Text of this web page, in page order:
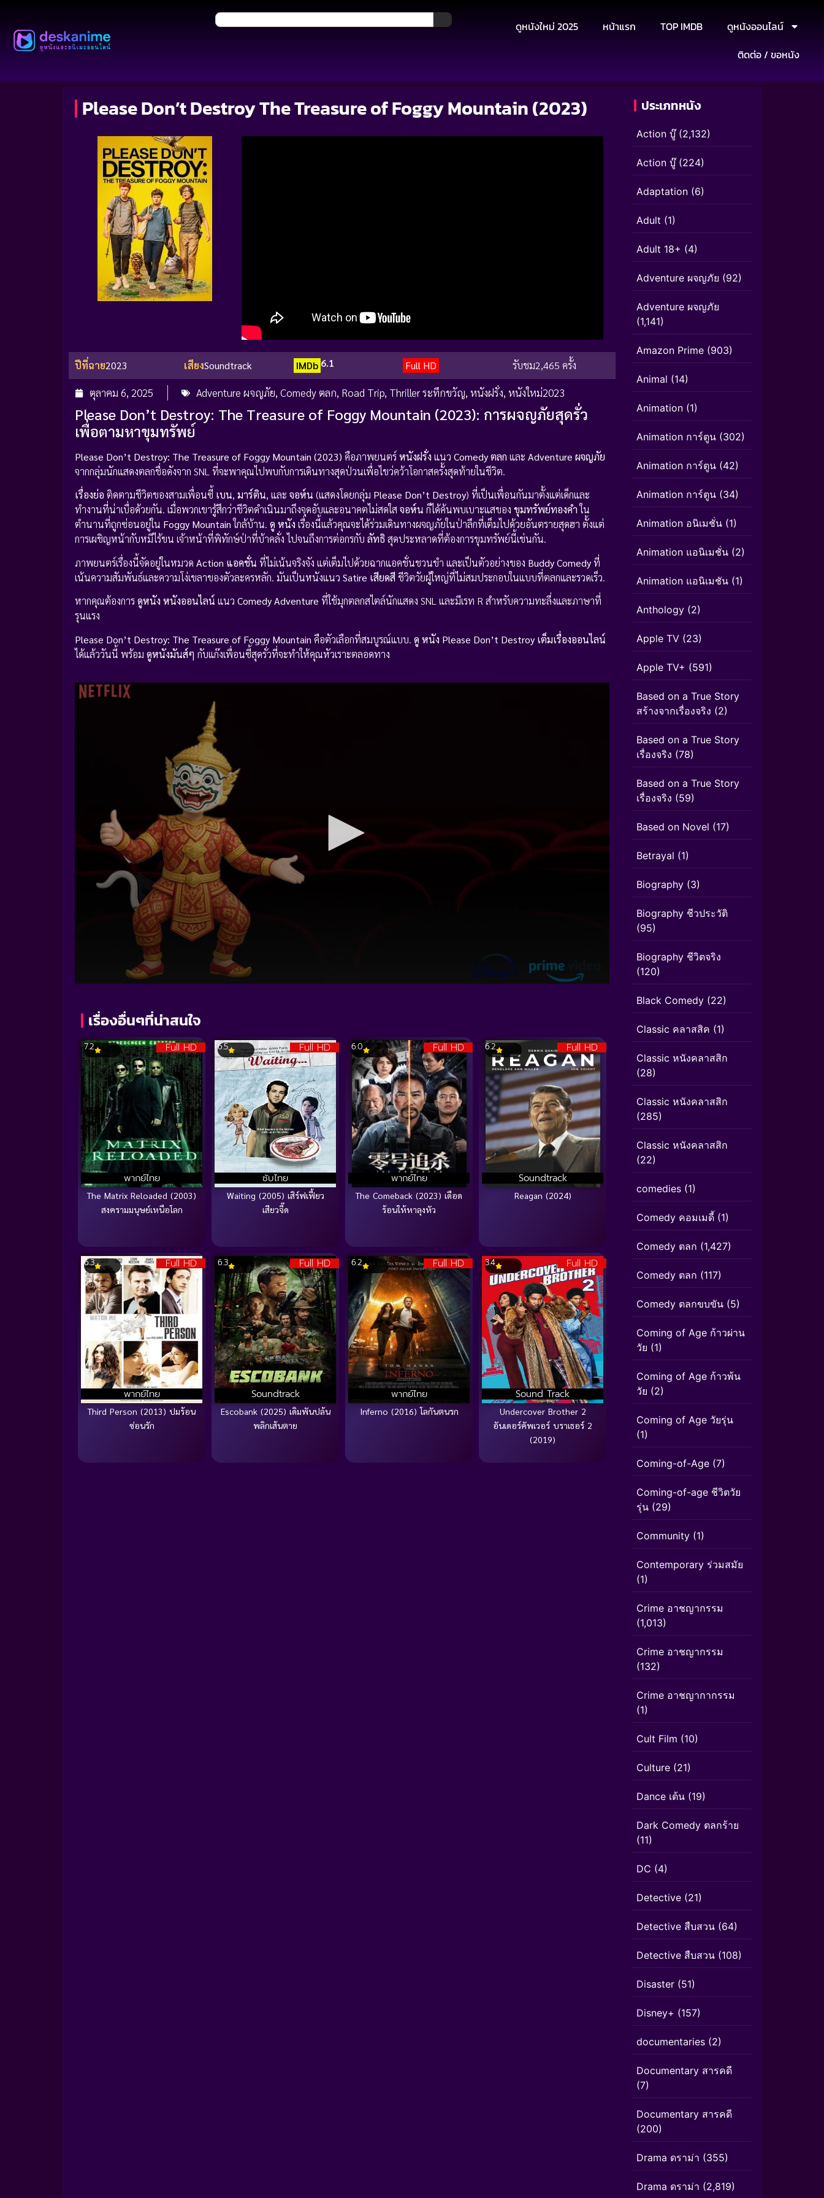
ดูหนังใหม่ 2025 หน้าแรก TOP IMDB
ดูหนังออนไลน์
ติดต่อ / ขอหนัง
Please Don’t Destroy The Treasure of Foggy Mountain (2023)
ปีที่ฉาย2023 เสียงSoundtrack IMDb 6.1 Full HD รับชม2,465 ครั้ง
ตุลาคม 6, 2025 Adventure ผจญภัย, Comedy ตลก, Road Trip, Thriller ระทึกขวัญ, หนังฝรั่ง, หนังใหม่2023
Please Don’t Destroy: The Treasure of Foggy Mountain (2023): การผจญภัยสุดรั่ว
เพื่อตามหาขุมทรัพย์
Please Don’t Destroy: The Treasure of Foggy Mountain (2023) คือภาพยนตร์หนังฝรั่ง แนว Comedy ตลก และ Adventure ผจญภัย
จากกลุ่มนักแสดงตลกชื่อดังจาก SNL ที่จะพาคุณไปพบกับการเดินทางสุดป่วนเพื่อไขว่คว้าโอกาสครั้งสุดท้ายในชีวิต.
เรื่องย่อ ติดตามชีวิตของสามเพื่อนซี้ เบน, มาร์ติน, และ จอห์น (แสดงโดยกลุ่ม Please Don’t Destroy) ที่เป็นเพื่อนกันมาตั้งแต่เด็กและ
ทำงานที่น่าเบื่อด้วยกัน. เมื่อพวกเขารู้สึกว่าชีวิตดำเนินมาถึงจุดอับและอนาคตไม่สดใสจอห์น ก็ได้ค้นพบเบาะแสของ ขุมทรัพย์ทองคำใน
ตำนานที่ถูกซ่อนอยู่ใน Foggy Mountainใกล้บ้าน. ดู หนัง เรื่องนี้แล้วคุณจะได้ร่วมเดินทางผจญภัยในป่าลึกที่เต็มไปด้วยอันตรายสุดฮา ตั้งแต่
การเผชิญหน้ากับหมีไร้ขน เจ้าหน้าที่พิทักษ์ป่าที่บ้าคลั่ง ไปจนถึงการต่อกรกับ ลัทธิสุดประหลาดที่ต้องการขุมทรัพย์นี้เช่นกัน.
ภาพยนตร์เรื่องนี้จัดอยู่ในหมวด Action แอคชั่น ที่ไม่เน้นจริงจัง แต่เต็มไปด้วยฉากแอคชั่นชวนขำ และเป็นตัวอย่างของ Buddy Comedyที่
เน้นความสัมพันธ์และความโง่เขลาของตัวละครหลัก. มันเป็นหนังแนว Satire เสียดสี ชีวิตวัยผู้ใหญ่ที่ไม่สมประกอบในแบบที่ตลกและรวดเร็ว.
หากคุณต้องการดูหนัง หนังออนไลน์ แนว Comedy Adventure ที่ใช้มุกตลกสไตล์นักแสดง SNL และมีเรท R สำหรับความทะลึ่งและภาษาที่
รุนแรง
Please Don’t Destroy: The Treasure of Foggy Mountain คือตัวเลือกที่สมบูรณ์แบบ. ดู หนัง Please Don’t Destroy เต็มเรื่องออนไลน์
ได้แล้ววันนี้ พร้อม ดูหนังมันส์ๆ กับแก๊งเพื่อนซี้สุดรั่วที่จะทำให้คุณหัวเราะตลอดทาง
เรื่องอื่นๆที่น่าสนใจ
Full HD
พากย์ไทย
7.2
The Matrix Reloaded (2003)
สงครามมนุษย์เหนือโลก
Full HD
ซับไทย
6.5
Waiting (2005) เสิร์ฟเฟี้ยว
เสียวจี๊ด
Full HD
พากย์ไทย
6.0
The Comeback (2023) เดือด
ร้อนให้หาลุงหัว
Full HD
Soundtrack
6.2
Reagan (2024)
Full HD
พากย์ไทย
6.3
Third Person (2013) ปมร้อน
ซ่อนรัก
Full HD
Soundtrack
6.3
Escobank (2025) เดิมพันปล้น
พลิกเส้นตาย
Full HD
พากย์ไทย
6.2
Inferno (2016) โลกันตนรก
Full HD
Sound Track
3.4
Undercover Brother 2
อันเดอร์คัพเวอร์ บราเธอร์ 2
(2019)
ประเภทหนัง
Action บู๊(2,132)
Action บู๊(224)
Adaptation (6)
Adult (1)
Adult 18+ (4)
Adventure ผจญภัย (92)
Adventure ผจญภัย
(1,141)
Amazon Prime (903)
Animal (14)
Animation (1)
Animation การ์ตูน (302)
Animation การ์ตูน (42)
Animation การ์ตูน (34)
Animation อนิเมชั่น (1)
Animation แอนิเมชั่น (2)
Animation แอนิเมชัน (1)
Anthology (2)
Apple TV (23)
Apple TV+ (591)
Based on a True Story
สร้างจากเรื่องจริง (2)
Based on a True Story
เรื่องจริง (78)
Based on a True Story
เรื่องจริง (59)
Based on Novel (17)
Betrayal (1)
Biography (3)
Biography ชีวประวัติ
(95)
Biography ชีวิตจริง
(120)
Black Comedy (22)
Classic คลาสสิค (1)
Classic หนังคลาสสิก
(28)
Classic หนังคลาสสิก
(285)
Classic หนังคลาสสิก
(22)
comedies (1)
Comedy คอมเมดี้ (1)
Comedy ตลก (1,427)
Comedy ตลก (117)
Comedy ตลกขบขัน (5)
Coming of Age ก้าวผ่าน
วัย (1)
Coming of Age ก้าวพ้น
วัย (2)
Coming of Age วัยรุ่น
(1)
Coming-of-Age (7)
Coming-of-age ชีวิตวัย
รุ่น (29)
Community (1)
Contemporary ร่วมสมัย
(1)
Crime อาชญากรรม
(1,013)
Crime อาชญากรรม
(132)
Crime อาชญากากรรม
(1)
Cult Film (10)
Culture (21)
Dance เต้น (19)
Dark Comedy ตลกร้าย
(11)
DC (4)
Detective (21)
Detective สืบสวน (64)
Detective สืบสวน (108)
Disaster (51)
Disney+ (157)
documentaries (2)
Documentary สารคดี
(7)
Documentary สารคดี
(200)
Drama ดราม่า (355)
Drama ดราม่า (2,819)